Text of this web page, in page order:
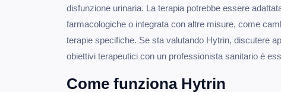
disfunzione urinaria. La terapia potrebbe essere
farmacologiche o integrata con altre misure, come
terapie specifiche. Se sta valutando Hytrin, discutere
obiettivi terapeutici con un professionista sanitario è
Come funziona Hytrin